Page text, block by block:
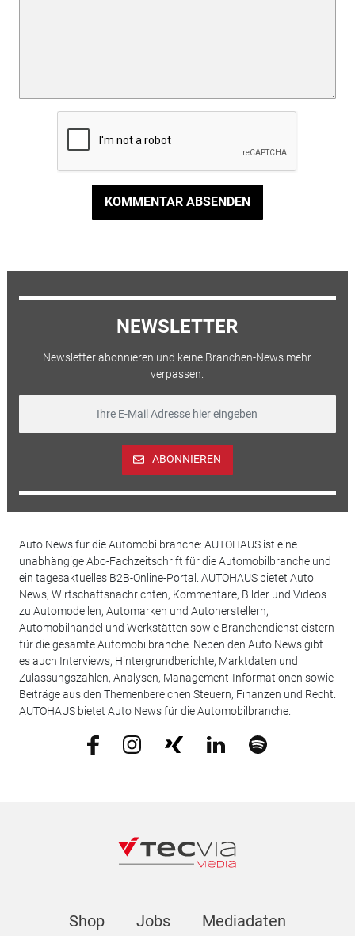
KOMMENTAR ABSENDEN
NEWSLETTER
Newsletter abonnieren und keine Branchen-News mehr
verpassen.
ABONNIEREN
Auto News für die Automobilbranche: AUTOHAUS ist eine
unabhängige Abo-Fachzeitschrift für die Automobilbranche und
ein tagesaktuelles B2B-Online-Portal. AUTOHAUS bietet Auto
News, Wirtschaftsnachrichten, Kommentare, Bilder und Videos
zu Automodellen, Automarken und Autoherstellern,
Automobilhandel und Werkstätten sowie Branchendienstleistern
für die gesamte Automobilbranche. Neben den Auto News gibt
es auch Interviews, Hintergrundberichte, Marktdaten und
Zulassungszahlen, Analysen, Management-Informationen sowie
Beiträge aus den Themenbereichen Steuern, Finanzen und Recht.
AUTOHAUS bietet Auto News für die Automobilbranche.
Shop Jobs Mediadaten